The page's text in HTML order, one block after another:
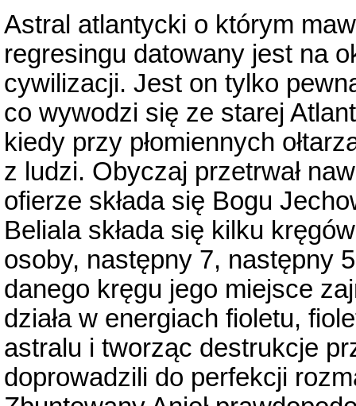
Astral atlantycki o którym
regresingu datowany jest na
cywilizacji. Jest on tylko
co wywodzi się ze starej
kiedy przy płomiennych
z ludzi. Obyczaj przetrwał
ofierze składa się Bogu
Beliala składa się kilku
osoby, następny 7, następny
danego kręgu jego miejsce
działa w energiach fioletu,
astralu i tworząc destrukcje
doprowadzili do perfekcji